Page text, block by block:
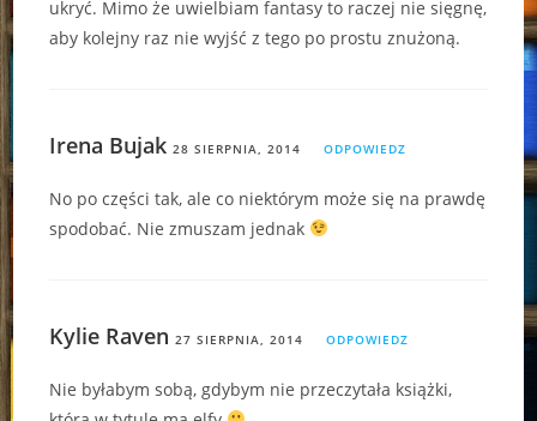
ukryć. Mimo że uwielbiam fantasy to raczej nie sięgnę,
aby kolejny raz nie wyjść z tego po prostu znużoną.
Irena Bujak 28 SIERPNIA, 2014 ODPOWIEDZ
No po części tak, ale co niektórym może się na prawdę
spodobać. Nie zmuszam jednak
Kylie Raven 27 SIERPNIA, 2014 ODPOWIEDZ
Nie byłabym sobą, gdybym nie przeczytała książki,